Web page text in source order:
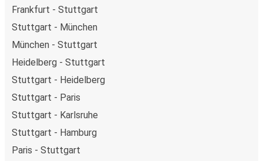
Frankfurt - Stuttgart
Stuttgart - München
München - Stuttgart
Heidelberg - Stuttgart
Stuttgart - Heidelberg
Stuttgart - Paris
Stuttgart - Karlsruhe
Stuttgart - Hamburg
Paris - Stuttgart